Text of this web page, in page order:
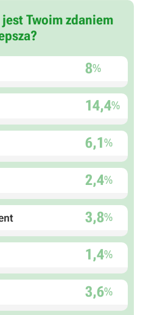
Twoim zdaniem
8%
14,4%
6,1%
2,4%
3,8%
1,4%
3,6%